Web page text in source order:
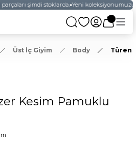
şimdi stoklarda. Yeni koleksiyonumuzu
Üst İç Giyim Body Türen
Kesim Pamuklu